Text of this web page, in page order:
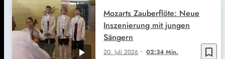
bookmark_border
20. Juli 2026 02:34 Min.
Mozarts Zauberflöte: Neue
Inszenierung mit jungen
Sängern